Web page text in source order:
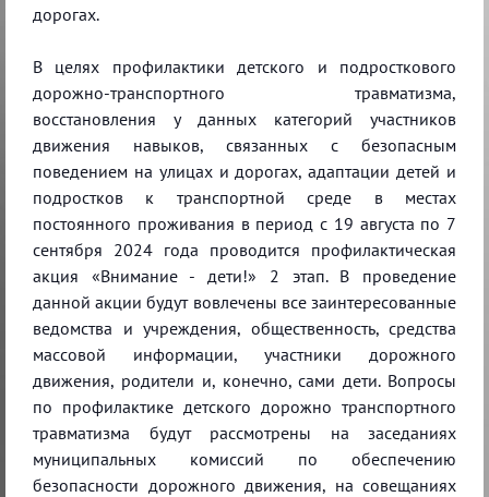
дорогах.
В целях профилактики детского и подросткового
дорожно-транспортного травматизма,
восстановления у данных категорий участников
движения навыков, связанных с безопасным
поведением на улицах и дорогах, адаптации детей и
подростков к транспортной среде в местах
постоянного проживания в период с 19 августа по 7
сентября 2024 года проводится профилактическая
акция «Внимание - дети!» 2 этап. В проведение
данной акции будут вовлечены все заинтересованные
ведомства и учреждения, общественность, средства
массовой информации, участники дорожного
движения, родители и, конечно, сами дети. Вопросы
по профилактике детского дорожно транспортного
травматизма будут рассмотрены на заседаниях
муниципальных комиссий по обеспечению
безопасности дорожного движения, на совещаниях